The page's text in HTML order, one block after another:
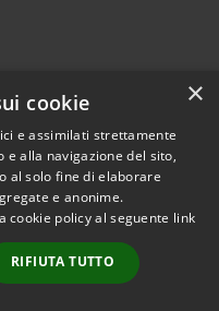
×
cookie
e assimilati strettamente
alla navigazione del sito,
al solo fine di elaborare
e anonime.
cookie policy al seguente link
RIFIUTA TUTTO